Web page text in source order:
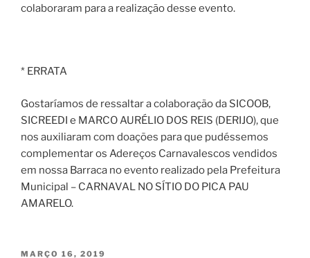
colaboraram para a realização desse evento.
* ERRATA
Gostaríamos de ressaltar a colaboração da SICOOB,
SICREEDI e MARCO AURÉLIO DOS REIS (DERIJO), que
nos auxiliaram com doações para que pudéssemos
complementar os Adereços Carnavalescos vendidos
em nossa Barraca no evento realizado pela Prefeitura
Municipal – CARNAVAL NO SÍTIO DO PICA PAU
AMARELO.
PUBLICADO
MARÇO 16, 2019